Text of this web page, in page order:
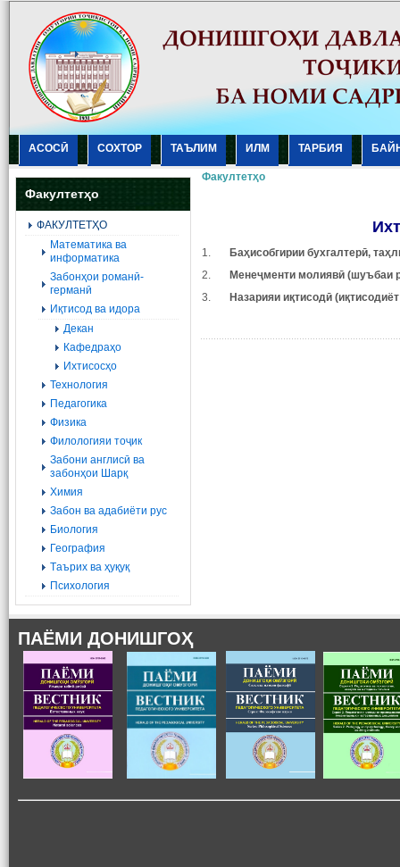
АСОСӢ СОХТОР ТАЪЛИМ ИЛМ ТАРБИЯ
Факултетҳо
ФАКУЛТЕТҲО
Mатематика ва
информатика
Забонҳои романӣ-
германӣ
Иқтисод ва идора
Декан
Кафедраҳо
Ихтисосҳо
Технология
Педагогика
Физика
Филологияи тоҷик
Забони англисӣ ва
забонҳои Шарқ
Химия
Забон ва адабиёти рус
Биология
География
Tаърих ва ҳуқуқ
Психология
Факултетҳо
1.
Баҳисобгирии бухгалтерӣ,
2.
Менеҷменти молиявӣ (шуъбаи
3.
Назарияи иқтисодӣ
ПАЁМИ ДОНИШГОҲ